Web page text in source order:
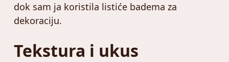
dok sam ja koristila listiće badema za
dekoraciju.
Tekstura i ukus